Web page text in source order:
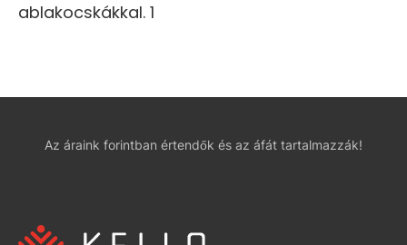
ablakocskákkal. 1
Az áraink forintban értendők és az áfát tartalmazzák!